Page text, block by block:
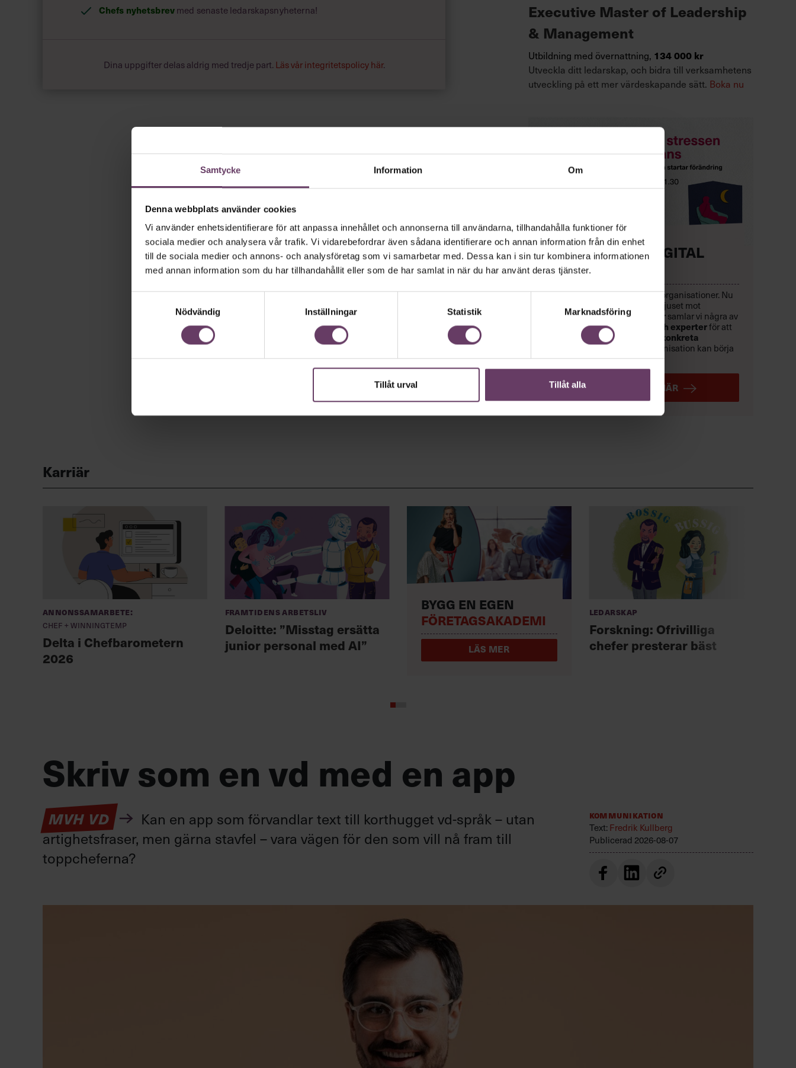
Samtycke Information Om
Denna webbplats använder cookies
Vi använder enhetsidentifierare för att anpassa innehållet och annonserna till användarna, tillhandahålla funktioner för
sociala medier och analysera vår trafik. Vi vidarebefordrar även sådana identifierare och annan information från din enhet
till de sociala medier och annons- och analysföretag som vi samarbetar med. Dessa kan i sin tur kombinera informationen
med annan information som du har tillhandahållit eller som de har samlat in när du har använt deras tjänster.
Nödvändig
Inställningar Statistik Marknadsföring
Tillåt urval Tillåt alla
Chefs nyhetsbrevmed senaste ledarskapsnyheterna!
Dina uppgifter delas aldrig med tredje part. Läs vår integritetspolicy här.
Executive Master of Leadership
& Management
Utbildning med övernattning, 134 000 kr
Utveckla ditt ledarskap, och bidra till verksamhetens
utveckling på ett mer värdeskapande sätt. Boka nu
KOSTNADSFRI DIGITAL
HALVDAG
Chefer går sönder i felbyggda organisationer. Nu
är det dags att rikta strålkastarljuset mot
lösningarna. Den9 septembersamlar vi några av
Sveriges främsta forskare och experterför att
handlingsplan med konkreta
som du och din organisation kan börja
använda direkt.
ANMÄL DIG HÄR
Karriär
Annonssamarbete:
Chef + Winningtemp
Delta i Chefbarometern
2026
Framtidens arbetsliv
Deloitte: ”Misstag ersätta
junior personal med AI”
BYGG EN EGEN
FÖRETAGSAKADEMI
LÄS MER
Ledarskap
Forskning: Ofrivilliga
chefer presterar bäst
Skriv som en vd med en app
MVH VD
Kan en app som förvandlar text till korthugget vd-språk – utan
artighetsfraser, men gärna stavfel – vara vägen för den som vill nå fram till
toppcheferna?
Kommunikation
Text:Fredrik Kullberg
Publicerad 2026-08-07